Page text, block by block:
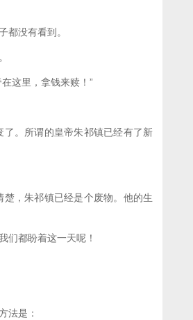
没有看到。
这里，拿钱来赎！”
。所谓的皇帝朱祁镇已经有了新
，朱祁镇已经是个废物。他的生
都盼着这一天呢！
法是：